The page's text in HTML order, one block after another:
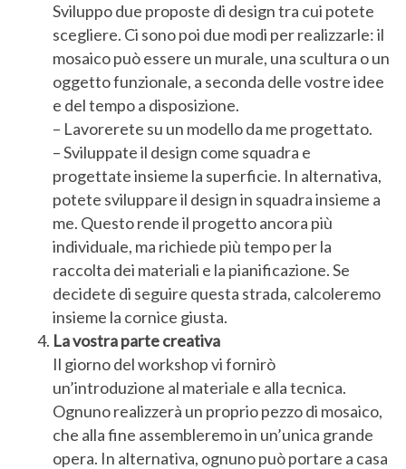
Sviluppo due proposte di design tra cui potete
scegliere. Ci sono poi due modi per realizzarle: il
mosaico può essere un murale, una scultura o un
oggetto funzionale, a seconda delle vostre idee
e del tempo a disposizione.
– Lavorerete su un modello da me progettato.
– Sviluppate il design come squadra e
progettate insieme la superficie. In alternativa,
potete sviluppare il design in squadra insieme a
me. Questo rende il progetto ancora più
individuale, ma richiede più tempo per la
raccolta dei materiali e la pianificazione. Se
decidete di seguire questa strada, calcoleremo
insieme la cornice giusta.
La vostra parte creativa
Il giorno del workshop vi fornirò
un’introduzione al materiale e alla tecnica.
Ognuno realizzerà un proprio pezzo di mosaico,
che alla fine assembleremo in un’unica grande
opera. In alternativa, ognuno può portare a casa